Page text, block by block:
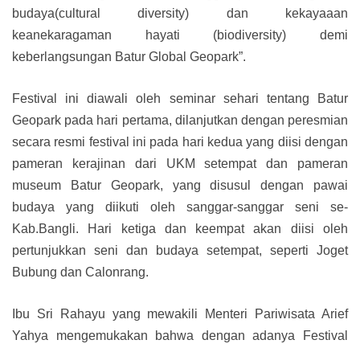
budaya(cultural diversity) dan kekayaaan
keanekaragaman hayati (biodiversity) demi
keberlangsungan Batur Global Geopark”.
Festival ini diawali oleh seminar sehari tentang Batur
Geopark pada hari pertama, dilanjutkan dengan peresmian
secara resmi festival ini pada hari kedua yang diisi dengan
pameran kerajinan dari UKM setempat dan pameran
museum Batur Geopark, yang disusul dengan pawai
budaya yang diikuti oleh sanggar-sanggar seni se-
Kab.Bangli. Hari ketiga dan keempat akan diisi oleh
pertunjukkan seni dan budaya setempat, seperti Joget
Bubung dan Calonrang.
Ibu Sri Rahayu yang mewakili Menteri Pariwisata Arief
Yahya mengemukakan bahwa dengan adanya Festival